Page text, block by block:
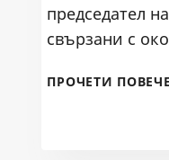
председател
свързани с
ПРОЧЕТИ ПОВЕЧЕ